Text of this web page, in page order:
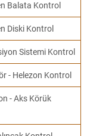
Balata Kontrol
Diski Kontrol
Sistemi Kontrol
- Helezon Kontrol
- Aks Körük